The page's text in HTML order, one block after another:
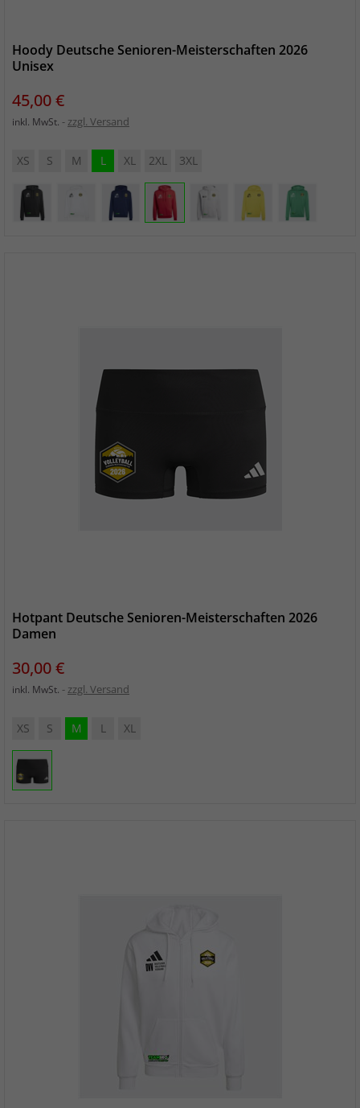
Hoody Deutsche Senioren-Meisterschaften 2026
Unisex
Preis
45,00 €
inkl. MwSt. zzgl. Versand
XS S M L XL 2XL 3XL
Hotpant Deutsche Senioren-Meisterschaften 2026
Damen
Preis
30,00 €
inkl. MwSt. zzgl. Versand
XS S M L XL